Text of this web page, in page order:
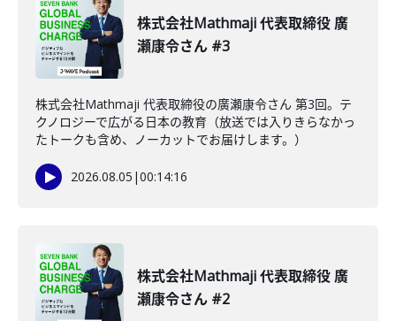
株式会社Mathmaji 代表取締役 廣
瀬康令さん #3
株式会社Mathmaji 代表取締役の廣瀬康令さん 第3回。テ
クノロジーで広がる日本の教育（放送では入りきらなかっ
たトークも含め、ノーカットでお届けします。）
2026.08.05 |00:14:16
株式会社Mathmaji 代表取締役 廣
瀬康令さん #2